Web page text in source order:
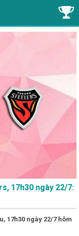
17h30 ngày 22/7:
17h30 ngày 22/7 hôm